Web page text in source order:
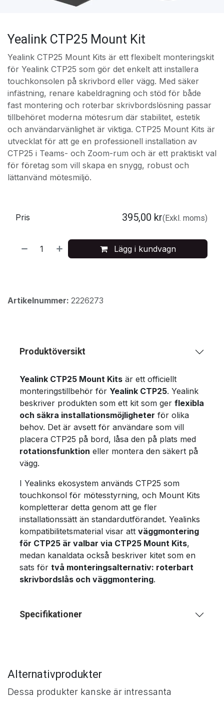
Yealink CTP25 Mount Kit
Yealink CTP25 Mount Kits är ett flexibelt monteringskit
för Yealink CTP25 som gör det enkelt att installera
touchkonsolen på skrivbord eller vägg. Med säker
infästning, renare kabeldragning och stöd för både
fast montering och roterbar skrivbordslösning passar
tillbehöret moderna mötesrum där stabilitet, estetik
och användarvänlighet är viktiga. CTP25 Mount Kits är
utvecklat för att ge en professionell installation av
CTP25 i Teams- och Zoom-rum och är ett praktiskt val
för företag som vill skapa en snygg, robust och
lättanvänd mötesmiljö.
Lägg i kundvagn
Pris 395,00 kr(Exkl. moms)
Artikelnummer: 2226273
Produktöversikt
Yealink CTP25 Mount Kits är ett officiellt
monteringstillbehör för Yealink CTP25. Yealink
beskriver produkten som ett kit som ger flexibla
och säkra installationsmöjligheter för olika
behov. Det är avsett för användare som vill
placera CTP25 på bord, låsa den på plats med
rotationsfunktion eller montera den säkert på
vägg.
I Yealinks ekosystem används CTP25 som
touchkonsol för mötesstyrning, och Mount Kits
kompletterar detta genom att ge fler
installationssätt än standardutförandet. Yealinks
kompatibilitetsmaterial visar att väggmontering
för CTP25 är valbar via CTP25 Mount Kits,
medan kanaldata också beskriver kitet som en
sats för två monteringsalternativ: roterbart
skrivbordslås och väggmontering.
Specifikationer
Alternativprodukter
Dessa produkter kanske är intressanta